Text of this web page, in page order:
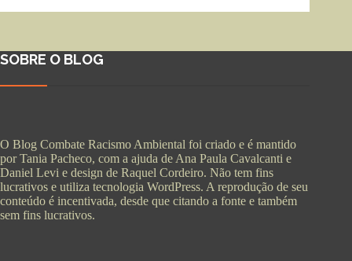
SOBRE O BLOG
O Blog Combate Racismo Ambiental foi criado e é mantido
por Tania Pacheco, com a ajuda de Ana Paula Cavalcanti e
Daniel Levi e design de Raquel Cordeiro. Não tem fins
lucrativos e utiliza tecnologia WordPress. A reprodução de seu
conteúdo é incentivada, desde que citando a fonte e também
sem fins lucrativos.